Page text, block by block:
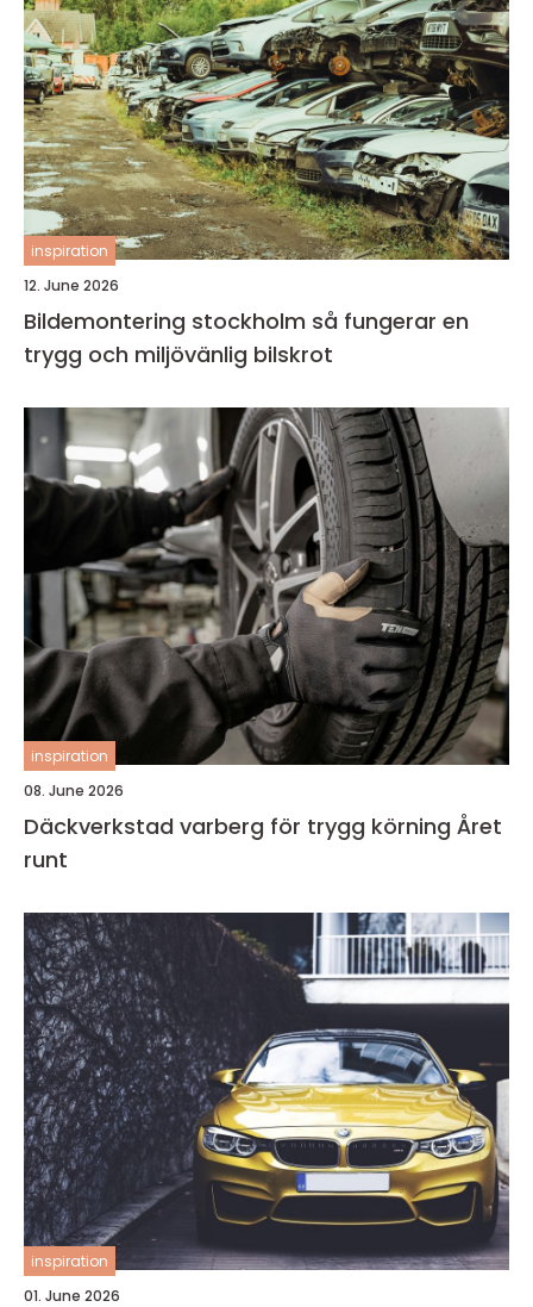
inspiration
12. June 2026
Bildemontering stockholm så fungerar en
trygg och miljövänlig bilskrot
inspiration
08. June 2026
Däckverkstad varberg för trygg körning Året
runt
inspiration
01. June 2026